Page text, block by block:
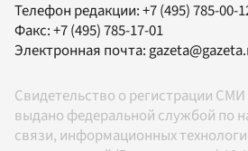
Телефон редакции:+7 (495) 785-00-
Факс:+7 (495) 785-17-01
Электронная почта:
Свидетельство о регистрации
выдано федеральной службой по
связи, информационных